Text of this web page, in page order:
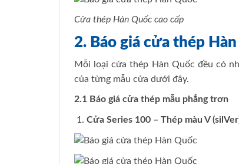
Cửa thép Hàn Quốc cao cấp
2. Báo giá cửa thép
Mỗi loại cửa thép Hàn Quốc đều có
của từng mẫu cửa dưới đây.
2.1 Báo giá cửa thép mẫu phẳng trơn
Cửa Series 100 – Thép màu V